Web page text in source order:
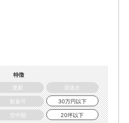
特徴
更新
居抜き
飲食可
30万円以下
空中階
20坪以下